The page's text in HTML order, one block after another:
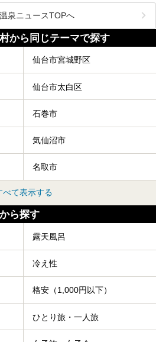
美南（埼玉県）に続いて仙台市若林区に202
ンした「アクアイグニス仙台」は、日帰り
湯」、マルシェ リアン、和食「笠庵」、イ
ーチネ」、ベーカリー「マリアージュ ドゥ
スイーツの「コンフィチュール アッシュ」
ドゥ アッシュ」、そしてカフェ「猿田彦珈
店が勢ぞろい！
グニス仙台」の魅力を探りにお出かけしてき
泉ニュースTOPへ
から同じテーマで探す
仙台市宮城野区
仙台市太白区
石巻市
気仙沼市
名取市
べて表示する
ら探す
露天風呂
冷え性
格安（1,000円以下）
ひとり旅・一人旅